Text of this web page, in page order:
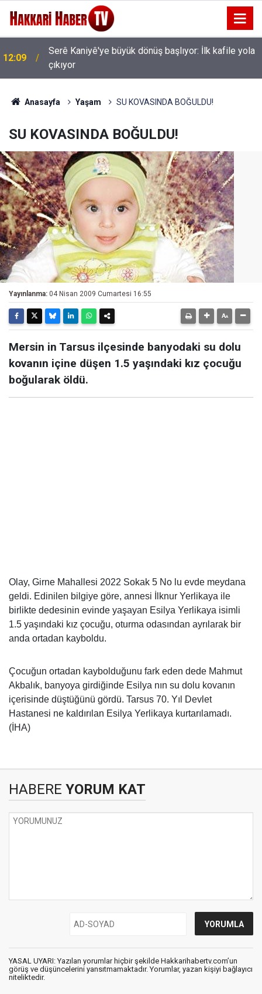
12:09
Serê Kaniyê'ye büyük dönüş başlıyor: İlk kafile yola
çıkıyor
Anasayfa Yaşam SU KOVASINDA BOĞULDU!
SU KOVASINDA BOĞULDU!
Yayınlanma: 04 Nisan 2009 Cumartesi 16:55
Mersin in Tarsus ilçesinde banyodaki su dolu
kovanın içine düşen 1.5 yaşındaki kız çocuğu
boğularak öldü.
Olay, Girne Mahallesi 2022 Sokak 5 No lu evde meydana
geldi. Edinilen bilgiye göre, annesi İlknur Yerlikaya ile
birlikte dedesinin evinde yaşayan Esilya Yerlikaya isimli
1.5 yaşındaki kız çocuğu, oturma odasından ayrılarak bir
anda ortadan kayboldu.
Çocuğun ortadan kaybolduğunu fark eden dede Mahmut
Akbalık, banyoya girdiğinde Esilya nın su dolu kovanın
içerisinde düştüğünü gördü. Tarsus 70. Yıl Devlet
Hastanesi ne kaldırılan Esilya Yerlikaya kurtarılamadı.
(İHA)
HABERE YORUM KAT
YASAL UYARI: Yazılan yorumlar hiçbir şekilde Hakkarihabertv.com’un
görüş ve düşüncelerini yansıtmamaktadır. Yorumlar, yazan kişiyi bağlayıcı
niteliktedir.